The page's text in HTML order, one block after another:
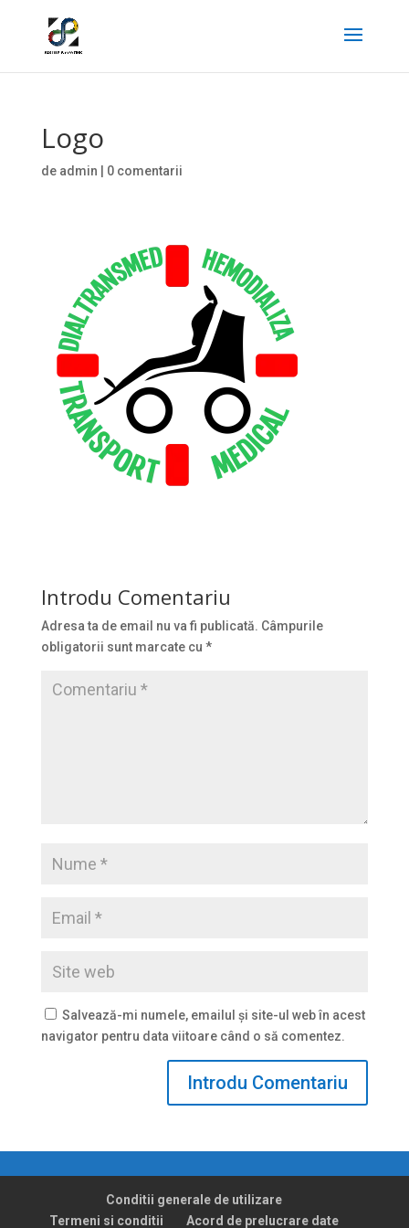
Logo
de admin 0 comentarii
Introdu Comentariu
Adresa ta de email nu va fi publicată. Câmpurile
obligatorii sunt marcate cu *
Salvează-mi numele, emailul și site-ul web în acest
navigator pentru data viitoare când o să comentez.
Conditii generale de utilizare
Termeni si conditii
Acord de prelucrare date